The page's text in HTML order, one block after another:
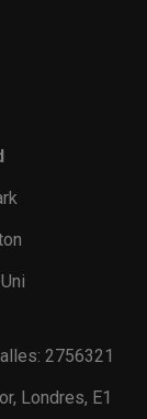
2756321
Londres, E1